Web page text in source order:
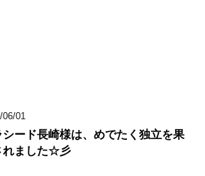
06/01
シード長崎様は、めでたく独立を果
れました☆彡